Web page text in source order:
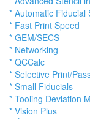
* Automatic Fiducial
* Fast Print Speed
* GEM/SECS
* Networking
* QCCalc
* Selective Print/
* Small Fiducials
* Tooling Deviation
* Vision Plus